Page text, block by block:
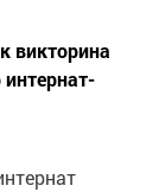
викторина